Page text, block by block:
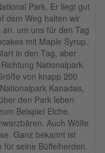
Park. Er liegt gut
dem Weg halten wir
um uns für den Tag
mit Maple Syrup.
in den Tag, aber
Nationalpark.
von knapp 200
Kanadas,
den Park leben
Beispiel Elche,
Auch Wölfe
Ganz bekannt ist
seine Büffelherden.